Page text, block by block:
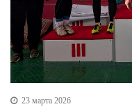
23 марта 2026